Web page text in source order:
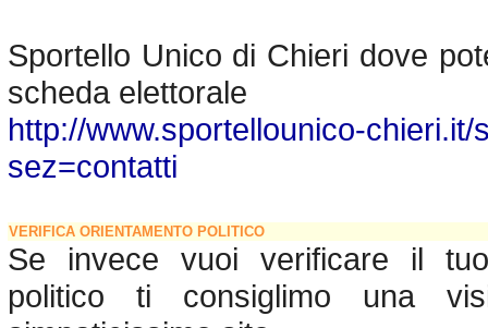
Sportello Unico di Chieri dove
scheda elettorale
http://www.sportellounico-chieri.it/
sez=contatti
VERIFICA ORIENTAMENTO POLITICO
Se invece vuoi verificare il
politico ti consiglimo una